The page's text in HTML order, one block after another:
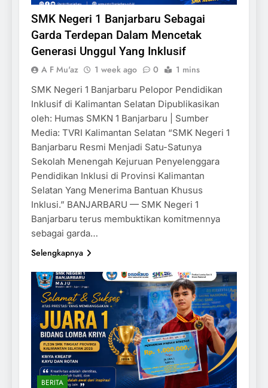
SMK Negeri 1 Banjarbaru Sebagai
Garda Terdepan Dalam Mencetak
Generasi Unggul Yang Inklusif
A F Mu'az 1 week ago 0 1 mins
SMK Negeri 1 Banjarbaru Pelopor Pendidikan
Inklusif di Kalimantan Selatan Dipublikasikan
oleh: Humas SMKN 1 Banjarbaru | Sumber
Media: TVRI Kalimantan Selatan “SMK Negeri 1
Banjarbaru Resmi Menjadi Satu-Satunya
Sekolah Menengah Kejuruan Penyelenggara
Pendidikan Inklusi di Provinsi Kalimantan
Selatan Yang Menerima Bantuan Khusus
Inklusi.” BANJARBARU — SMK Negeri 1
Banjarbaru terus membuktikan komitmennya
sebagai garda…
Selengkapnya
BERITA